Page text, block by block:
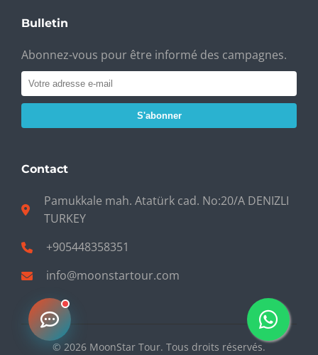
Bulletin
Abonnez-vous pour être informé des campagnes.
S'abonner
Contact
Pamukkale mah. Atatürk cad. No:20/A DENIZLI
TURKEY
+905448358351
info@moonstartour.com
© 2026 MoonStar Tour. Tous droits réservés.